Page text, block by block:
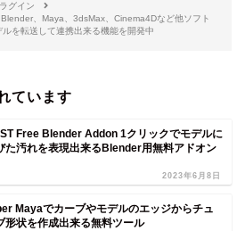
グイン
、Maya、3dsMax、Cinema4Dなど他ソフト
を転送して連携出来る機能を開発中
ています
Free Blender Addon 1クリックでモデルに
た汚れを表現出来るBlender用無料アドオン
2023年6月8日
Mayaでカーブやモデルのエッジからチュ
形状を作成出来る無料ツール